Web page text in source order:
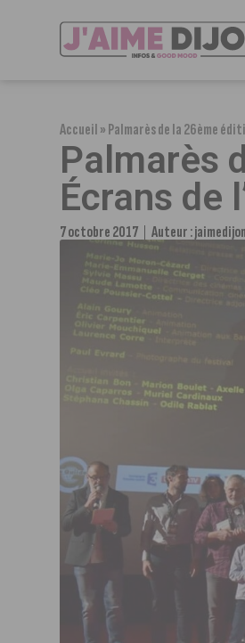
Accueil»Palmarès de la 26ème
Palmarès
Écrans de
7 octobre 2017 Auteur :jaimedijon